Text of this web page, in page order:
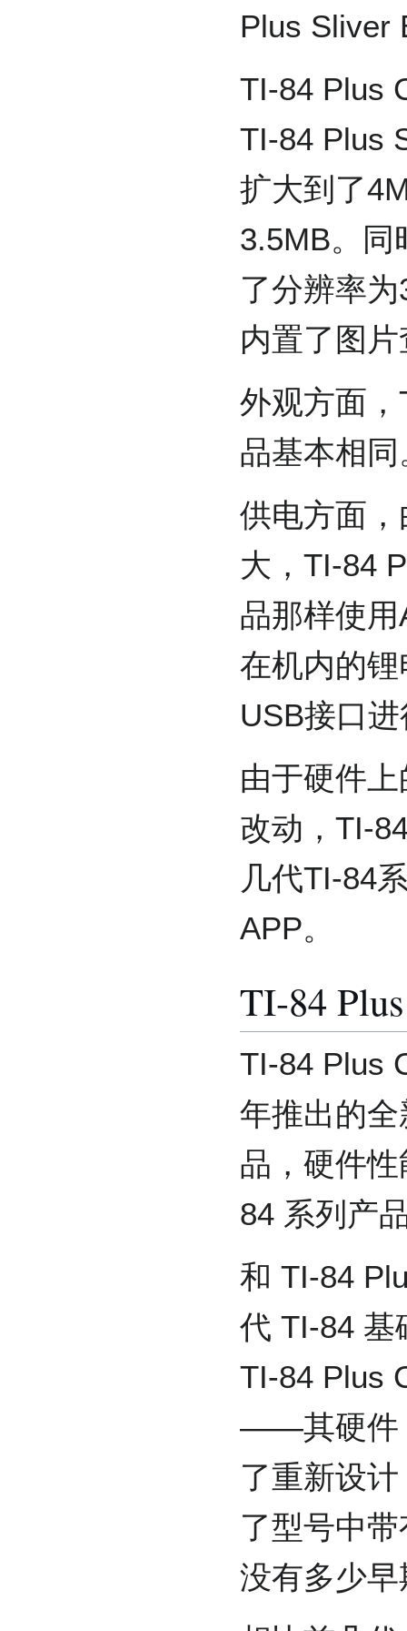
Plus Sliver
TI-84 Plus
TI-84 Plus
扩大到了
3.5MB。同
了分辨率
内置了图
外观方面
品基本相同
供电方面
大，TI-84
品那样使
在机内的
USB接口
由于硬件
改动，TI-
几代TI-84
APP。
TI-84
TI-84 Plus
年推出的
品，硬件
84 系列产
和 TI-84
代 TI-84 基
TI-84 Plus
——其硬件
了重新设
了型号中带
没有多少